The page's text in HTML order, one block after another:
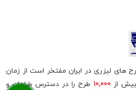
طرح های لیزری در ایران مفتخر است از زمان
از 10,000 طرح را در دسترس طراحان و